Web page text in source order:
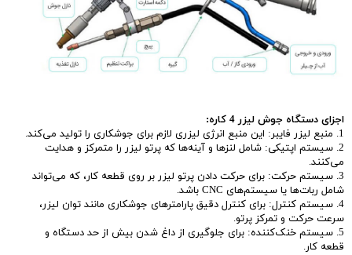
اجزای دستگاه جوش لیزر 4 کاره:
1. منبع لیزر فایبر: این منبع انرژی لیزری لازم برای جوشکاری را تولید می‌کند.
2. سیستم اپتیکی: شامل لنزها و آینه‌ها که پرتو لیزر را متمرکز و هدایت
می‌کنند.
3. سیستم حرکت: برای حرکت دادن پرتو لیزر بر روی قطعه کار، که می‌تواند
شامل ربات‌ها یا سیستم‌های CNC باشد.
4. سیستم کنترل: برای کنترل دقیق پارامترهای جوشکاری مانند توان لیزر،
سرعت حرکت و تمرکز پرتو.
5. سیستم خنک‌کننده: برای جلوگیری از داغ شدن بیش از حد دستگاه و
قطعه کار.